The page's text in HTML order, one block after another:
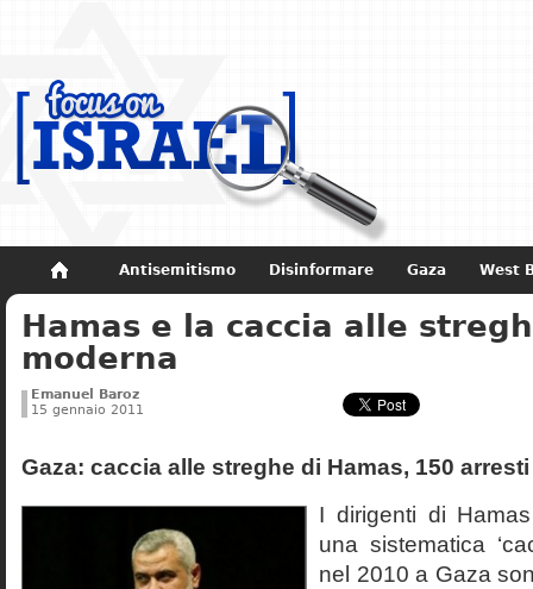
Antisemitismo Disinformare Gaza West
Non dimenticare Storia di Israele
Hamas e la caccia alle
moderna
Emanuel Baroz
15 gennaio 2011
Gaza: caccia alle streghe di Hamas, 150
I dirigenti di
una sistematica
nel 2010 a Gaza